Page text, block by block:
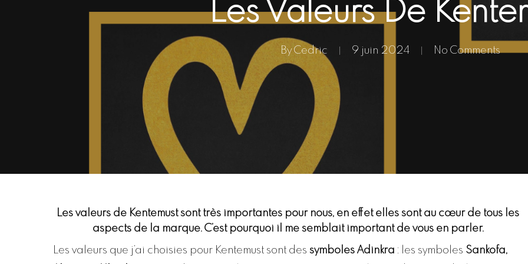
Les Valeurs De
By Cedric 9 juin 2024 No Comments
Les valeurs de Kentemust sont très importantes pour nous, en effet elles sont au cœur de tous les
aspects de la marque. C’est pourquoi il me semblait important de vous en parler.
Les valeurs que j’ai choisies pour Kentemust sont des symboles Adinkra : les symboles Sankofa,